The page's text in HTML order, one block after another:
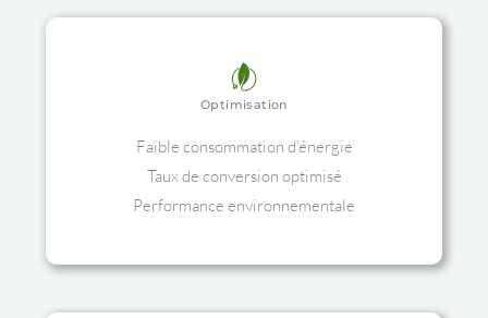
Optimisation
Faible consommation d’énergie
Taux de conversion optimisé
Performance environnementale